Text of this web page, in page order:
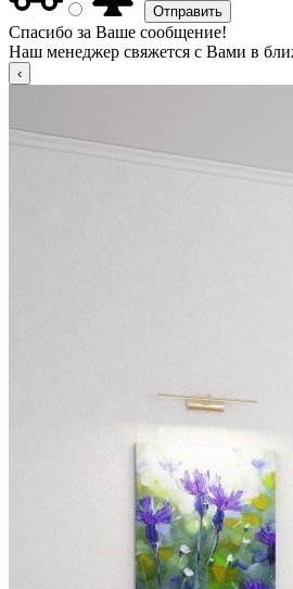
Спасибо за Ваше сообщение!
Наш менеджер свяжется с Вами в